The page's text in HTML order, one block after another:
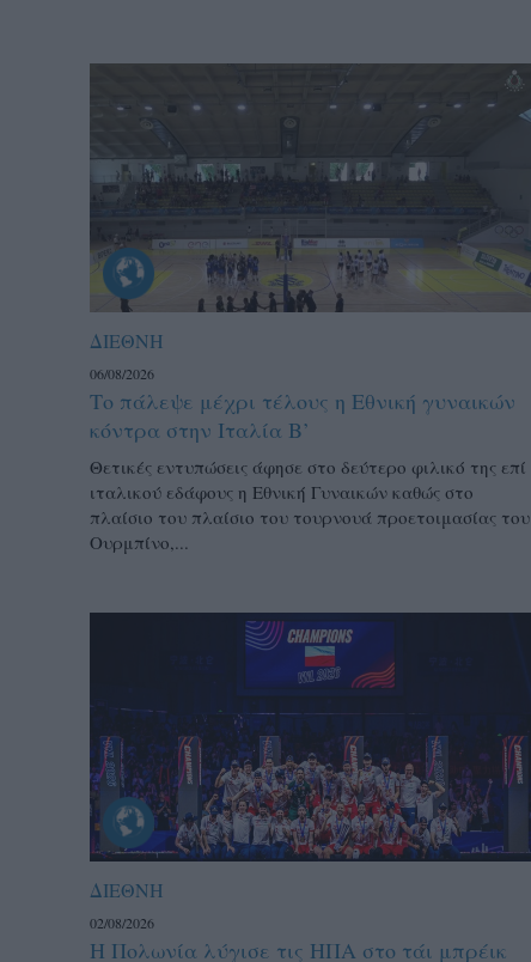
ΔΙΕΘΝΗ
06/08/2026
Το πάλεψε μέχρι τέλους η Εθνική γυναικών
κόντρα στην Ιταλία Β’
Θετικές εντυπώσεις άφησε στο δεύτερο φιλικό της επί
ιταλικού εδάφους η Εθνική Γυναικών καθώς στο
πλαίσιο του πλαίσιο του τουρνουά προετοιμασίας του
Ουρμπίνο,...
ΔΙΕΘΝΗ
02/08/2026
Η Πολωνία λύγισε τις ΗΠΑ στο τάι μπρέικ